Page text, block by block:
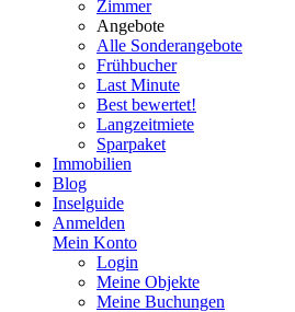
Zimmer
Angebote
Alle Sonderangebote
Frühbucher
Last Minute
Best bewertet!
Langzeitmiete
Sparpaket
Immobilien
Blog
Inselguide
Anmelden
Mein Konto
Login
Meine Objekte
Meine Buchungen